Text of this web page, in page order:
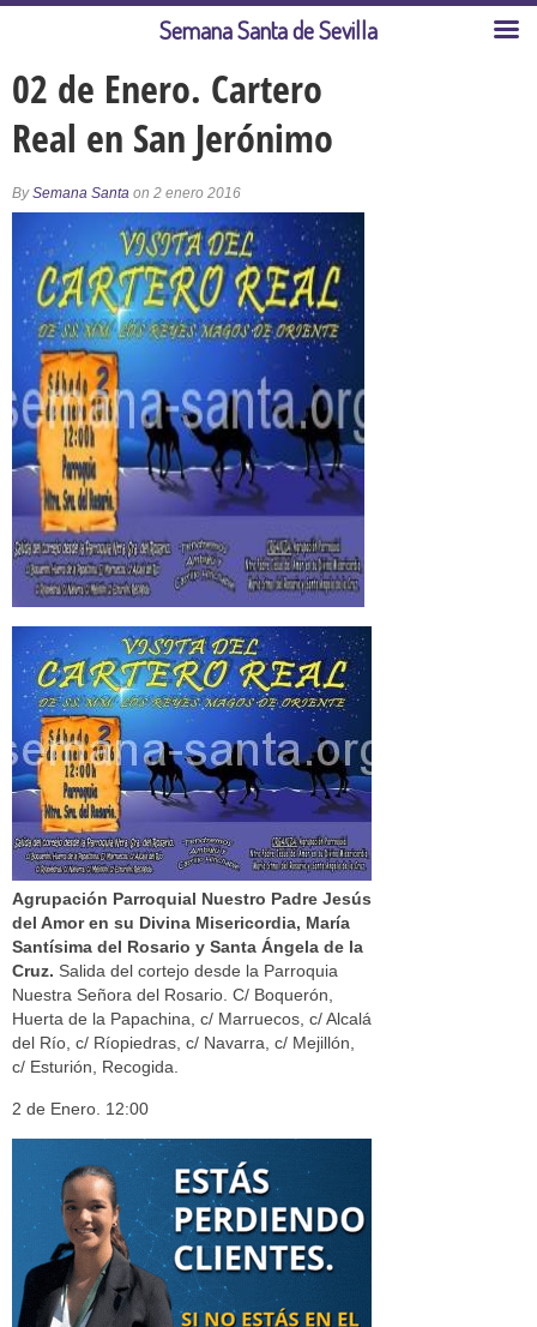
02 de Enero. Cartero
Real en San Jerónimo
BySemana Santa on 2 enero 2016
Agrupación Parroquial Nuestro Padre Jesús
del Amor en su Divina Misericordia, María
Santísima del Rosario y Santa Ángela de la
Cruz. Salida del cortejo desde la Parroquia
Nuestra Señora del Rosario. C/ Boquerón,
Huerta de la Papachina, c/ Marruecos, c/ Alcalá
del Río, c/ Ríopiedras, c/ Navarra, c/ Mejillón,
c/ Esturión, Recogida.
2 de Enero. 12:00
Semana Santa de Sevilla